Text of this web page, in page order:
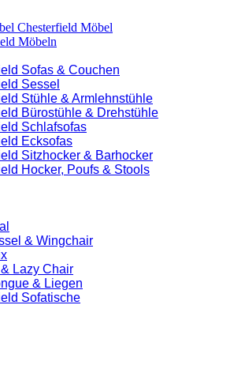
Chesterfield Möbel
Möbeln
Sofas & Couchen
Sessel
Stühle & Armlehnstühle
Bürostühle & Drehstühle
Schlafsofas
Ecksofas
Sitzhocker & Barhocker
Hocker, Poufs & Stools
& Wingchair
Lazy Chair
& Liegen
Sofatische